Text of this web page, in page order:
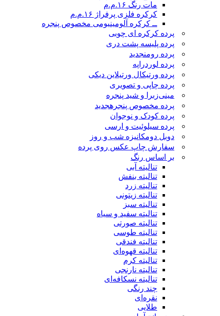
کرکره فلزی پرفراژ ۱۶.م.م
ــ کرکره آلومینیومی مخصوص پنجره
پرده کرکره ای چوبی
پرده پلیسه پشت دری
جدید
پرده لوردراپه
پرده ورتیکال ورتیلاین دیکی
پرده چاپی و تصویری
مینی‌زبرا و شید پنجره
پرده مخصوص پنجرهجدید
پرده کودک و نوجوان
پرده سیلوئیت و ارسی
دوبل دومکانیزه شب و روز
سفارش چاپ عکس روی پرده
بر اساس رنگ
تنالیته بنفش
تنالیته زیتونی
تنالیته سفید و سیاه
تنالیته صورتی
تنالیته طوسی
تنالیته فندقی
تنالیته قهوه‌ای
تنالیته نارنجی
تنالیته نسکافه‌ای